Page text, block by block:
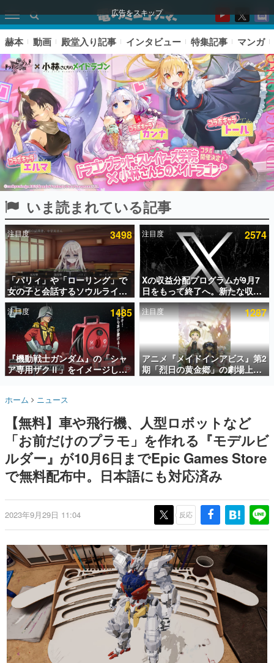
広告をスキップ
ピックアップ
電ファミのいま読まれている記事ランキング
アプリセール情報
インタビュー
連載・特集一覧
殿堂入り記事
SNS拡散数が数千以上！ ページビュー数万以上！ などな
ど。多くの人々に読まれた、電ファミ渾身の“殿堂入り”記
事をまとめました。
名作ゲームクリエイターの方々に製作時のエピソードをお
きます。
赫本
この物語を解いてはいけない。『赫本』は、〈試験問題〉
の形をした短編ホラー小説集です。
これからのデジタルゲーム市場を担う若きクリエイター達
の姿を追い、彼らのルーツと情熱を探っていきます。
ゲームに多大な影響を受けた作家さんに取材し、ゲームが
日本のコンテンツ産業やカルチャーに与えた影響を探る企
画です。
日本モバイルゲーム産業史
日本のモバイルゲーム史における主要なトピック・タイト
ルを網羅するほか、開発者へのインタビューや識者による
解説を掲載。約20年の歴史が一望できる決定版！
若ゲのいたり〜ゲームクリエイターの青春〜
『うつヌケ』『ペンと箸』等で知られるマンガ家・田中圭
一先生によるゲーム業界レポートマンガです。
赫本 動画 殿堂入り記事 インタビュー 特集記事 マンガ
いま読まれている記事
注目度 3498
「パリィ」や「ローリング」で
女の子と会話するソウルライク
恋愛ゲーム『小早川さんはソウ
ルライク』無料公開。返事に失
敗すると「YOU DIED」
注目度 2574
Xの収益分配プログラムが9月7
日をもって終了へ。新たな収益
化制度「Original Content
Rewards Program」を発表
注目度 1485
『機動戦士ガンダム』の「シャ
ア専用ザクⅡ」をイメージした
散水ホースリールが予約開始。
ークやジオン公国軍のエンブレ
ム、型式番号などを配置
注目度 1287
アニメ『メイドインアビス』第2
期「烈日の黄金郷」の劇場上映
が決定！レグ役・伊瀬茉莉也さ
ホーム ニュース
【無料】車や飛行機、人型ロボットなど
「お前だけのプラモ」を作れる『モデルビ
ルダー』が10月6日までEpic Games Store
で無料配布中。日本語にも対応済み
2023年9月29日 11:04 反応